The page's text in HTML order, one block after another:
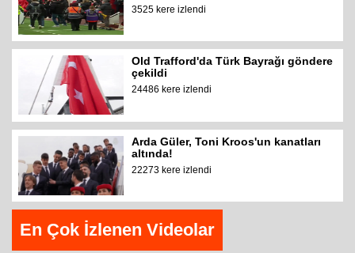
3525 kere izlendi
Old Trafford'da Türk Bayrağı göndere
çekildi
24486 kere izlendi
Arda Güler, Toni Kroos'un kanatları
altında!
22273 kere izlendi
En Çok İzlenen Videolar